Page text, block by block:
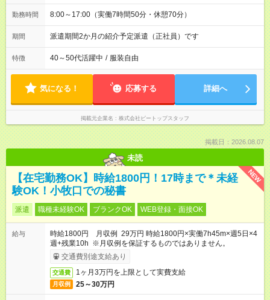
勤務時間 8:00～17:00（実働7時間50分・休憩70分）
期間 派遣期間2か月の紹介予定派遣（正社員）です
特徴 40～50代活躍中 / 服装自由
気になる！ 応募する 詳細へ
掲載元企業名 株式会社ビートップスタッフ
掲載日：2026.08.07
未読
NEW
【在宅勤務OK】時給1800円！17時まで＊未経
験OK！小牧口での秘書
派遣 職種未経験OK ブランクOK WEB登録・面接OK
給与
時給1800円 月収例 29万円 時給1800円×実働7h45m×週5日×4
週+残業10h ※月収例を保証するものではありません。
交通費別途支給あり
交通費 1ヶ月3万円を上限として実費支給
月収例 25～30万円